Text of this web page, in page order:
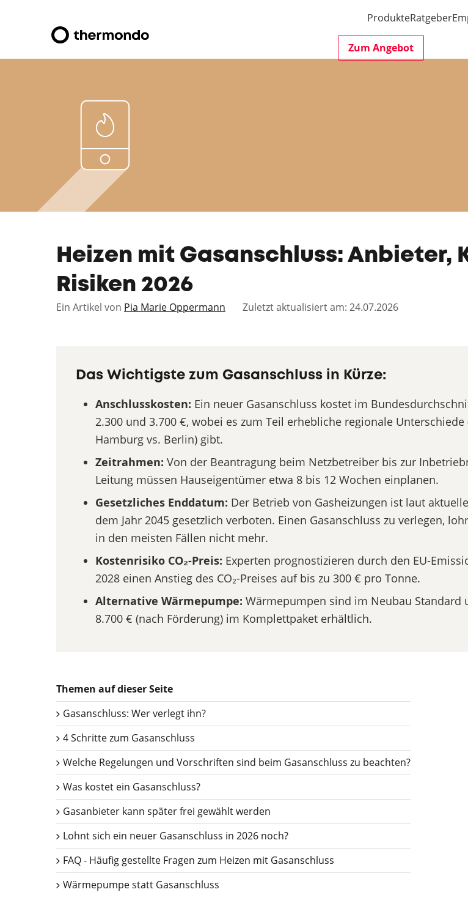
ProdukteRatgeber
Zum Angebot
Heizen mit Gasanschluss: Anbieter,
Risiken 2026
Ein Artikel von Pia Marie Oppermann Zuletzt aktualisiert am: 24.07.2026
Das Wichtigste zum Gasanschluss in Kürze:
Anschlusskosten: Ein neuer Gasanschluss kostet im
2.300 und 3.700 €, wobei es zum Teil erhebliche regionale Unterschiede
Hamburg vs. Berlin) gibt.
Zeitrahmen: Von der Beantragung beim Netzbetreiber bis zur
Leitung müssen Hauseigentümer etwa 8 bis 12 Wochen einplanen.
Gesetzliches Enddatum: Der Betrieb von Gasheizungen ist laut
dem Jahr 2045 gesetzlich verboten. Einen Gasanschluss zu verlegen,
in den meisten Fällen nicht mehr.
Kostenrisiko CO₂-Preis: Experten prognostizieren durch den EU-
2028 einen Anstieg des CO₂-Preises auf bis zu 300 € pro Tonne.
Alternative Wärmepumpe: Wärmepumpen sind im Neubau Standard
8.700 € (nach Förderung) im Komplettpaket erhältlich.
Themen auf dieser Seite
Gasanschluss: Wer verlegt ihn?
4 Schritte zum Gasanschluss
Welche Regelungen und Vorschriften sind beim Gasanschluss zu beachten?
Was kostet ein Gasanschluss?
Gasanbieter kann später frei gewählt werden
Lohnt sich ein neuer Gasanschluss in 2026 noch?
FAQ - Häufig gestellte Fragen zum Heizen mit Gasanschluss
Wärmepumpe statt Gasanschluss